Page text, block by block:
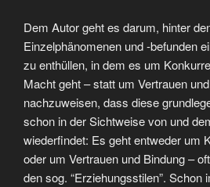
Dem Autor geht es darum, hinter
Einzelphänomenen und -befunden
zu enthüllen, in dem es um
Macht geht – statt um Vertrauen
nachzuweisen, dass diese
schon in der Sichtweise von und
wiederfindet: Es geht entweder um
oder um Vertrauen und Bindung –
den sog. “Erziehungsstilen”. Schon